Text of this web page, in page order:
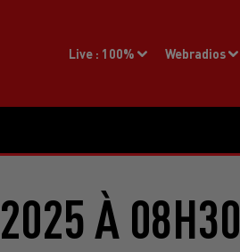
Live : 100% Webradios
À 08H30